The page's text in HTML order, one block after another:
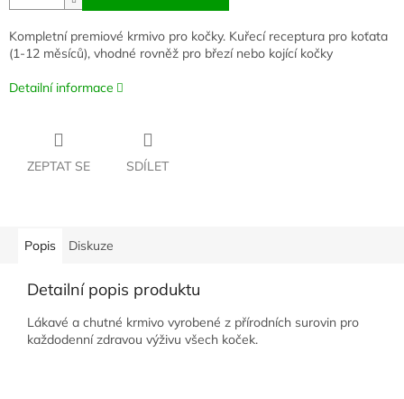
Kompletní premiové krmivo pro kočky. Kuřecí receptura pro koťata
(1-12 měsíců), vhodné rovněž pro březí nebo kojící kočky
Detailní informace
ZEPTAT SE SDÍLET
Popis Diskuze
Detailní popis produktu
Lákavé a chutné krmivo vyrobené z přírodních surovin pro
každodenní zdravou výživu všech koček.